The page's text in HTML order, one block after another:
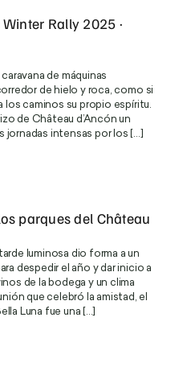
Winter Rally 2025 ·
de máquinas
de hielo y roca, como si
los caminos su propio espíritu.
de Château d’Ancón un
intensas por los [...]
parques del Château
luminosa dio forma a un
despedir el año y dar inicio a
de la bodega y un clima
que celebró la amistad, el
Luna fue una [...]